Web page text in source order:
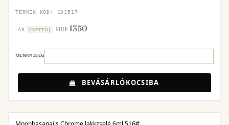
TERMÉK KÓD: 103517
ÁR [NETTO] HUF1350
MENNYISÉG
BEVÁSÁRLÓKOCSIBA